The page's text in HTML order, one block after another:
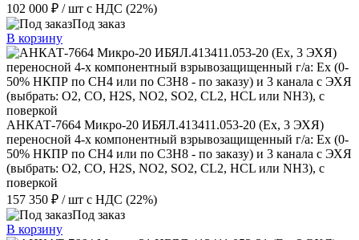
102 000 ₽ / шт с НДС (22%)
Под заказ
В корзину
АНКАТ-7664 Микро-20 ИБЯЛ.413411.053-20 (Ex, 3 ЭХЯ)
переносной 4-х компонентный взрывозащищенный г/а: Ex (0-
50% НКПР по СН4 или по С3Н8 - по заказу) и 3 канала с ЭХЯ
(выбрать: О2, CO, H2S, NО2, SО2, CL2, HCL или NH3), с
поверкой
157 350 ₽ / шт с НДС (22%)
Под заказ
В корзину